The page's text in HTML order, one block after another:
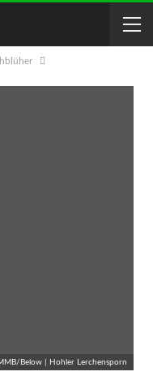
Below | Hohler Lerchensporn